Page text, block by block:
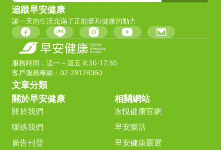
追蹤早安健康
讓一天的生活充滿了正能量和健康的動力
服務時間：週一～週五 8:30-17:30
客戶服務專線：02-29128060
文章分類
關於早安健康
關於我們
聯絡我們
廣告刊登
相關網站
永悅健康官網
早安樂活
早安健康嚴選